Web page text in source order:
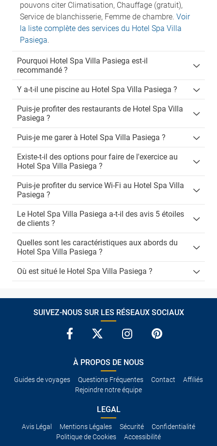
pouvons citer Climatisation, Chauffage (gratuit),
Service de blanchisserie, Femme de chambre. Voir
la liste complète des services du Hotel Spa Villa
Pasiega.
Pourquoi Hotel Spa Villa Pasiega est-il
recommandé ?
Y a-t-il une piscine au Hotel Spa Villa Pasiega ?
Puis-je profiter des restaurants de Hotel Spa Villa
Pasiega ?
Puis-je me garer à Hotel Spa Villa Pasiega ?
Existe-t-il des options pour faire de l'exercice au
Hotel Spa Villa Pasiega ?
Puis-je profiter du service Wi-Fi au Hotel Spa Villa
Pasiega ?
Le Hotel Spa Villa Pasiega a-t-il des avis 5 étoiles
de clients ?
Quelles sont les caractéristiques aux abords du
Hotel Spa Villa Pasiega ?
Où est situé le Hotel Spa Villa Pasiega ?
SUIVEZ-NOUS SUR LES RÉSEAUX SOCIAUX
À PROPOS DE NOUS
Guides de voyages Questions Fréquentes Contact
Affiliés
Rejoindre notre équipe
LEGAL
Avis Légal Mentions Légales Sécurité
Confidentialité
Politique de Cookies
Accessibilité